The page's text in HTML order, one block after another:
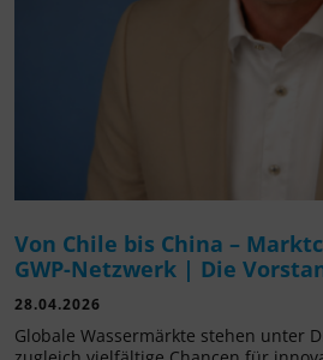
Von Chile bis China –
GWP-Netzwerk | Die
28.04.2026
Globale Wassermärkte stehen unter